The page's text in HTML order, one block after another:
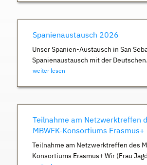
Spanienaustausch 2026
Unser Spanien-Austausch in San
Spanienaustausch mit der
weiter lesen
Teilnahme am Netzwerktreffen
MBWFK-Konsortiums Erasmus+
Teilnahme am Netzwerktreffen des
Konsortiums Erasmus+ Wir (Frau